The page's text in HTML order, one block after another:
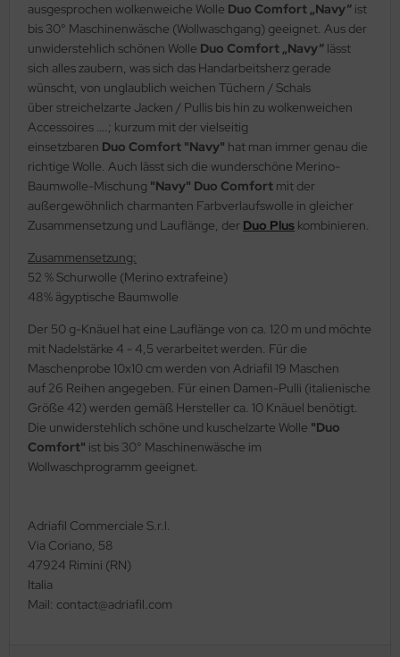
ausgesprochen wolkenweiche Wolle Duo Comfort „Navy“ ist
bis 30° Maschinenwäsche (Wollwaschgang) geeignet. Aus der
unwiderstehlich schönen Wolle Duo Comfort „Navy“ lässt
sich alles zaubern, was sich das Handarbeitsherz gerade
wünscht, von unglaublich weichen Tüchern / Schals
über streichelzarte Jacken / Pullis bis hin zu wolkenweichen
Accessoires ….; kurzum mit der vielseitig
einsetzbaren Duo Comfort "Navy" hat man immer genau die
richtige Wolle. Auch lässt sich die wunderschöne Merino-
Baumwolle-Mischung "Navy" Duo Comfort mit der
außergewöhnlich charmanten Farbverlaufswolle in gleicher
Zusammensetzung und Lauflänge, der Duo Plus kombinieren.
Zusammensetzung:
52 % Schurwolle (Merino extrafeine)
48% ägyptische Baumwolle
Der 50 g-Knäuel hat eine Lauflänge von ca. 120 m und möchte
mit Nadelstärke 4 - 4,5 verarbeitet werden. Für die
Maschenprobe 10x10 cm werden von Adriafil 19 Maschen
auf 26 Reihen angegeben. Für einen Damen-Pulli (italienische
Größe 42) werden gemäß Hersteller ca. 10 Knäuel benötigt.
Die unwiderstehlich schöne und kuschelzarte Wolle "Duo
Comfort" ist bis 30° Maschinenwäsche im
Wollwaschprogramm geeignet.
Adriafil Commerciale S.r.l.
Via Coriano, 58
47924 Rimini (RN)
Italia
Mail: contact@adriafil.com